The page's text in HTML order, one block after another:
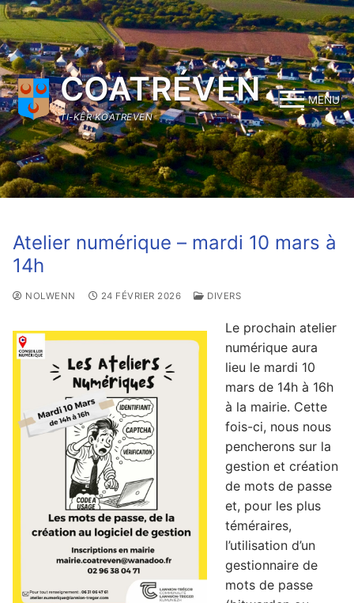
Aller
au
contenu
COATRÉVEN
TI-KÊR KOATREVEN
MENU
Atelier numérique – mardi 10 mars à
14h
NOLWENN 24 FÉVRIER 2026 DIVERS
Le prochain atelier
numérique aura
lieu le mardi 10
mars de 14h à 16h
à la mairie. Cette
fois-ci, nous nous
pencherons sur la
gestion et création
de mots de passe
et, pour les plus
téméraires,
l’utilisation d’un
gestionnaire de
mots de passe